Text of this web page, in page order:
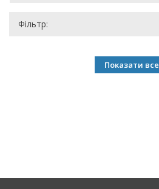
Фільтр:
Показати все